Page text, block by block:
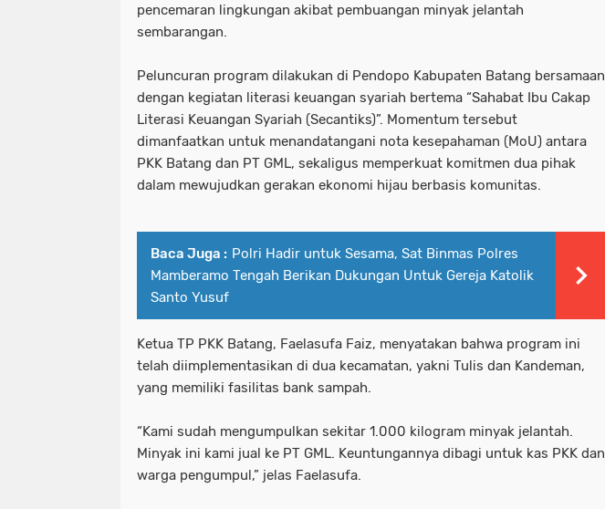
pencemaran lingkungan akibat pembuangan minyak jelantah
sembarangan.
Peluncuran program dilakukan di Pendopo Kabupaten Batang bersamaan
dengan kegiatan literasi keuangan syariah bertema “Sahabat Ibu Cakap
Literasi Keuangan Syariah (Secantiks)”. Momentum tersebut
dimanfaatkan untuk menandatangani nota kesepahaman (MoU) antara
PKK Batang dan PT GML, sekaligus memperkuat komitmen dua pihak
dalam mewujudkan gerakan ekonomi hijau berbasis komunitas.
Baca Juga : Polri Hadir untuk Sesama, Sat Binmas Polres
Mamberamo Tengah Berikan Dukungan Untuk Gereja Katolik
Santo Yusuf
Ketua TP PKK Batang, Faelasufa Faiz, menyatakan bahwa program ini
telah diimplementasikan di dua kecamatan, yakni Tulis dan Kandeman,
yang memiliki fasilitas bank sampah.
“Kami sudah mengumpulkan sekitar 1.000 kilogram minyak jelantah.
Minyak ini kami jual ke PT GML. Keuntungannya dibagi untuk kas PKK dan
warga pengumpul,” jelas Faelasufa.